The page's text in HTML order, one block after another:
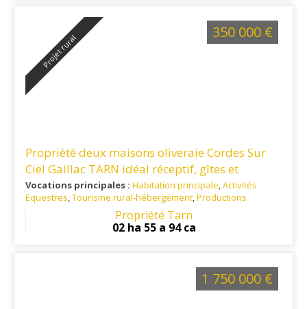
Projet rural
Propriété deux maisons oliveraie Cordes Sur
Ciel Gaillac TARN idéal réceptif, gîtes et
chambres d'hôtes
Vocations principales : Habitation principale,Activités
Equestres,Tourisme rural-hébergement,Productions
Elevage
Artisanat / Commerce
: Sur le plateau cordais, entre Gaillac, Albi et
Propriété Tarn
02 ha 55 a 94 ca
350 000 €
1 750 000 €